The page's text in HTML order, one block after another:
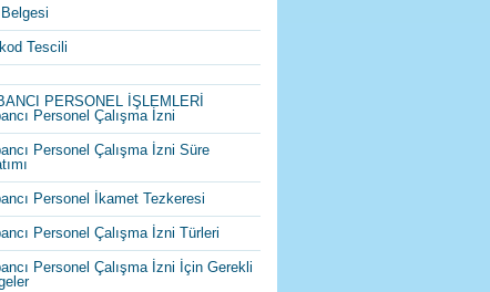
Tescili
PERSONEL İŞLEMLERİ
Personel Çalışma İzni
Personel Çalışma İzni Süre
Personel İkamet Tezkeresi
Personel Çalışma İzni Türleri
Personel Çalışma İzni İçin Gerekli